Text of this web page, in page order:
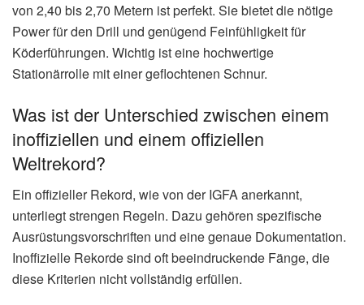
von 2,40 bis 2,70 Metern ist perfekt. Sie bietet die nötige
Power für den Drill und genügend Feinfühligkeit für
Köderführungen. Wichtig ist eine hochwertige
Stationärrolle mit einer geflochtenen Schnur.
Was ist der Unterschied zwischen einem
inoffiziellen und einem offiziellen
Weltrekord?
Ein offizieller Rekord, wie von der IGFA anerkannt,
unterliegt strengen Regeln. Dazu gehören spezifische
Ausrüstungsvorschriften und eine genaue Dokumentation.
Inoffizielle Rekorde sind oft beeindruckende Fänge, die
diese Kriterien nicht vollständig erfüllen.